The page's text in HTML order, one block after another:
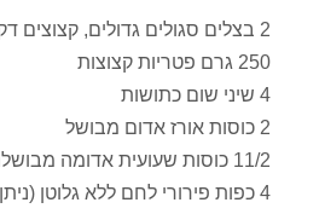
2 בצלים סגולים גדולים, קצוצים דק
250 גרם פטריות קצוצות
4 שיני שום כתושות
2 כוסות אורז אדום מבושל
11/2 כוסות שעועית אדומה מבושלת, מסוננת מנוזלים
4 כפות פירורי לחם ללא גלוטן